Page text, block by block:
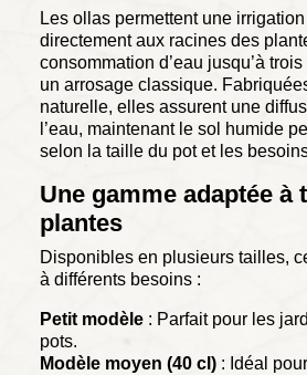
Les ollas permettent une
directement aux racines des
consommation d’eau jusqu’à
un arrosage classique.
naturelle, elles assurent une
l’eau, maintenant le sol humide
selon la taille du pot et les
Une gamme adaptée à
plantes
Disponibles en plusieurs tailles,
à différents besoins :
Petit modèle : Parfait pour les
pots.
Modèle moyen (40 cl) : Idéal